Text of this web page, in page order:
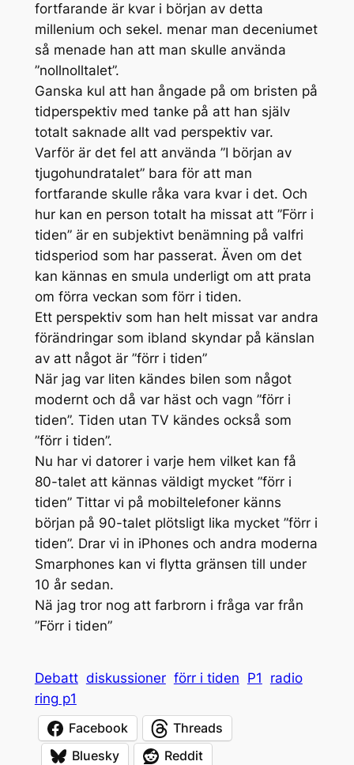
fortfarande är kvar i början av detta
millenium och sekel. menar man deceniumet
så menade han att man skulle använda
”nollnolltalet”.
Ganska kul att han ångade på om bristen på
tidperspektiv med tanke på att han själv
totalt saknade allt vad perspektiv var.
Varför är det fel att använda ”I början av
tjugohundratalet” bara för att man
fortfarande skulle råka vara kvar i det. Och
hur kan en person totalt ha missat att ”Förr i
tiden” är en subjektivt benämning på valfri
tidsperiod som har passerat. Även om det
kan kännas en smula underligt om att prata
om förra veckan som förr i tiden.
Ett perspektiv som han helt missat var andra
förändringar som ibland skyndar på känslan
av att något är ”förr i tiden”
När jag var liten kändes bilen som något
modernt och då var häst och vagn ”förr i
tiden”. Tiden utan TV kändes också som
”förr i tiden”.
Nu har vi datorer i varje hem vilket kan få
80-talet att kännas väldigt mycket ”förr i
tiden” Tittar vi på mobiltelefoner känns
början på 90-talet plötsligt lika mycket ”förr i
tiden”. Drar vi in iPhones och andra moderna
Smarphones kan vi flytta gränsen till under
10 år sedan.
Nä jag tror nog att farbrorn i fråga var från
”Förr i tiden”
Debatt diskussioner förr i tiden P1
radio
ring p1
Facebook
Threads
Bluesky
Reddit